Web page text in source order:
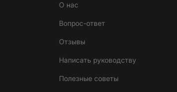
О нас
Вопрос-ответ
Отзывы
Написать руководству
Полезные советы